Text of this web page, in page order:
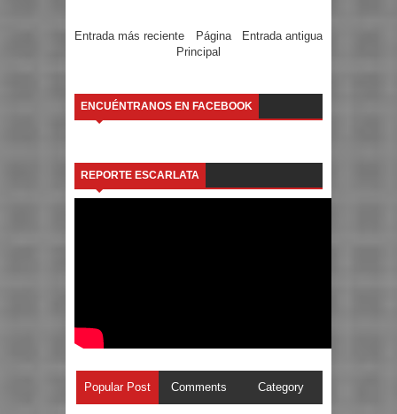
Entrada más reciente Entrada antigua
Página
Principal
ENCUÉNTRANOS EN FACEBOOK
REPORTE ESCARLATA
Popular Post Comments Category